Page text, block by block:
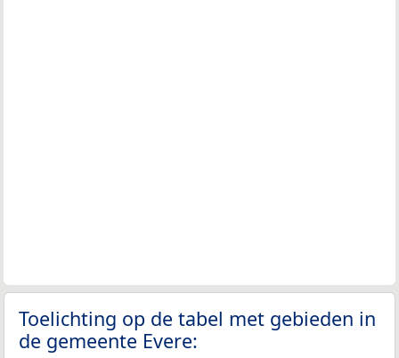
Toelichting op de tabel met gebieden in
de gemeente Evere: